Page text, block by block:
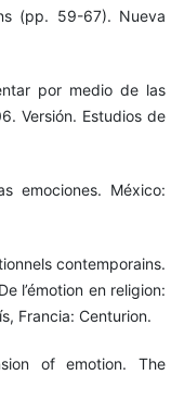
(pp. 59-67). Nueva
por medio de las
Versión. Estudios de
emociones. México:
contemporains.
l’émotion en religion:
Francia: Centurion.
of emotion. The